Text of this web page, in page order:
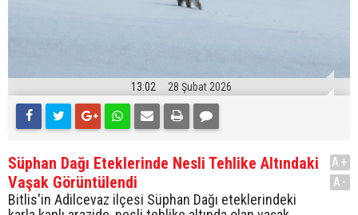
13:02 28 Şubat 2026
Süphan Dağı Eteklerinde Nesli Tehlike Altındaki
Vaşak Görüntülendi
Bitlis'in Adilcevaz ilçesi Süphan Dağı eteklerindeki
A+
A-